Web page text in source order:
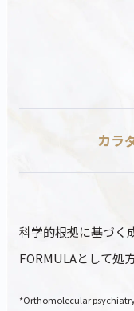
カラ
科学的根拠に基づく
FORMULAとして処
*Orthomolecular